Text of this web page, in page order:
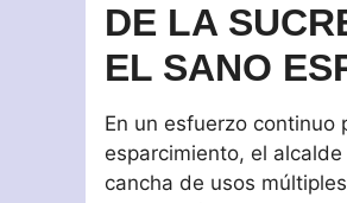
DE LA
EL SANO
En un esfuerzo continuo
esparcimiento, el
cancha de usos